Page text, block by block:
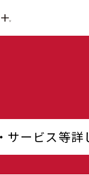
サービス等詳